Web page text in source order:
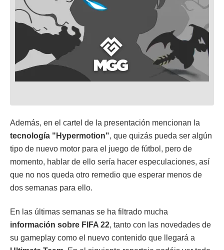
Además, en el cartel de la presentación mencionan la
tecnología "Hypermotion", que quizás pueda ser algún
tipo de nuevo motor para el juego de fútbol, pero de
momento, hablar de ello sería hacer especulaciones, así
que no nos queda otro remedio que esperar menos de
dos semanas para ello.
En las últimas semanas se ha filtrado mucha
información sobre FIFA 22, tanto con las novedades de
su gameplay como el nuevo contenido que llegará a